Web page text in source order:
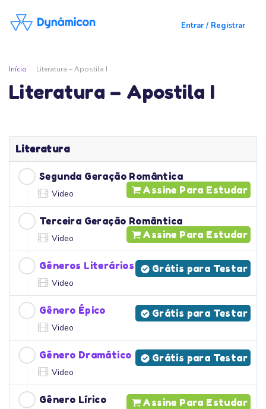
Entrar / Registrar
Início Literatura – Apostila I
Literatura – Apostila I
Literatura
Segunda Geração Romântica
Assine Para Estudar
Video
Terceira Geração Romântica
Assine Para Estudar
Video
Gêneros Literários Grátis para Testar
Video
Gênero Épico Grátis para Testar
Video
Gênero Dramático Grátis para Testar
Video
Gênero Lírico Assine Para Estudar